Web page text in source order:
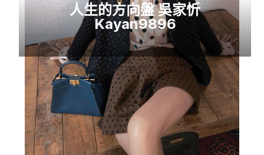
人生的方向盤 吳家忻
Kayan9896